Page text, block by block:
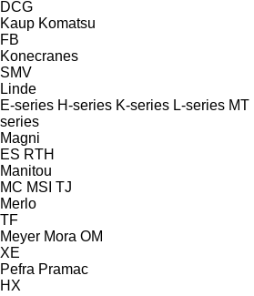
DCG
Kaup Komatsu
FB
Konecranes
SMV
Linde
E-series H-series K-series L-series MT
series
Magni
ES RTH
Manitou
MC MSI TJ
Merlo
TF
Meyer Mora OM
XE
Pefra Pramac
HX